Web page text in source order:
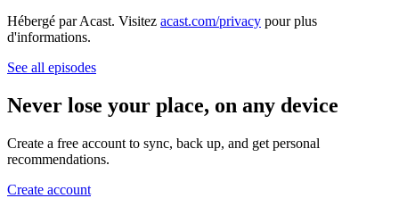
Hébergé par Acast. Visitez acast.com/privacy pour plus
d'informations.
See all episodes
Never lose your place, on any device
Create a free account to sync, back up, and get personal
recommendations.
Create account